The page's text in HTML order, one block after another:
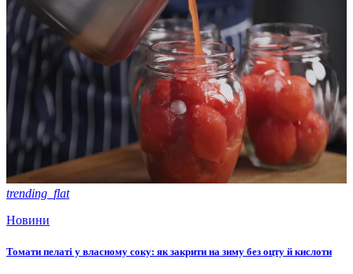
trending_flat
Новини
Томати пелаті у власному соку: як закрити на зиму без оцту й кислоти